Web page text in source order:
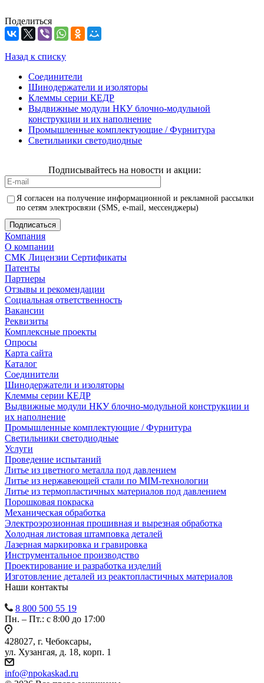
Поделиться
Назад к списку
Соединители
Шинодержатели и изоляторы
Клеммы серии КЕДР
Выдвижные модули НКУ блочно-модульной
конструкции и их наполнение
Промышленные комплектующие / Фурнитура
Светильники светодиодные
Подписывайтесь на новости и акции:
Я согласен на получение информационной и рекламной рассылки
по сетям электросвязи (SMS, e-mail, мессенджеры)
Компания
О компании
СМК Лицензии Сертификаты
Патенты
Партнеры
Отзывы и рекомендации
Социальная ответственность
Вакансии
Реквизиты
Комплексные проекты
Опросы
Карта сайта
Каталог
Соединители
Шинодержатели и изоляторы
Клеммы серии КЕДР
Выдвижные модули НКУ блочно-модульной конструкции и
их наполнение
Промышленные комплектующие / Фурнитура
Светильники светодиодные
Услуги
Проведение испытаний
Литье из цветного металла под давлением
Литье из нержавеющей стали по MIM-технологии
Литье из термопластичных материалов под давлением
Порошковая покраска
Механическая обработка
Электроэрозионная прошивная и вырезная обработка
Холодная листовая штамповка деталей
Лазерная маркировка и гравировка
Инструментальное производство
Проектирование и разработка изделий
Изготовление деталей из реактопластичных материалов
Наши контакты
8 800 500 55 19
Пн. – Пт.: с 8:00 до 17:00
428027, г. Чебоксары,
ул. Хузангая, д. 18, корп. 1
info@npokaskad.ru